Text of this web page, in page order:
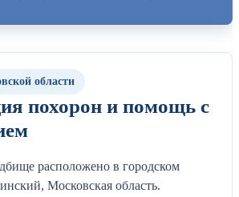
области
похорон и помощь с
расположено в городском
Московская область.